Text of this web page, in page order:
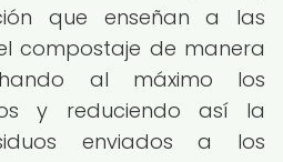
que enseñan a las
compostaje de manera
al máximo los
y reduciendo así la
enviados a los